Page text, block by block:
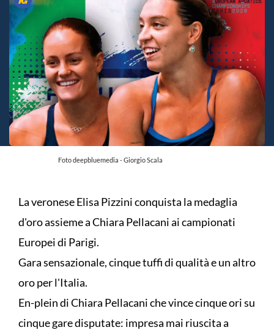
Foto deepbluemedia - Giorgio Scala
La veronese Elisa Pizzini conquista la medaglia
d'oro assieme a Chiara Pellacani ai campionati
Europei di Parigi.
Gara sensazionale, cinque tuffi di qualità e un altro
oro per l'Italia.
En-plein di Chiara Pellacani che vince cinque ori su
cinque gare disputate: impresa mai riuscita a